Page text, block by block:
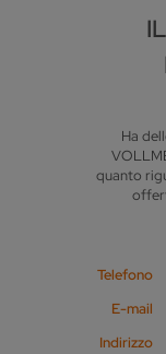
Ha
quanto
Telefono
E-mail
Indirizzo